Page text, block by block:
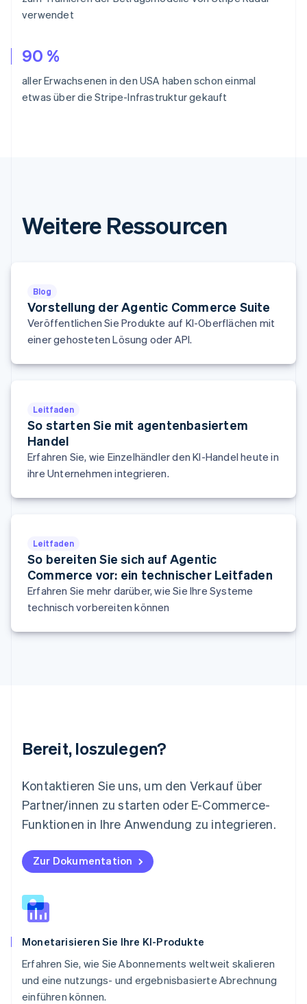
verwendet
90 %
aller Erwachsenen in den USA haben schon einmal
etwas über die Stripe-Infrastruktur gekauft
Weitere Ressourcen
Blog
Vorstellung der Agentic Commerce Suite
Veröffentlichen Sie Produkte auf KI-Oberflächen mit
einer gehosteten Lösung oder API.
Leitfaden
So starten Sie mit agentenbasiertem
Handel
Erfahren Sie, wie Einzelhändler den KI-Handel heute in
ihre Unternehmen integrieren.
Leitfaden
So bereiten Sie sich auf Agentic
Commerce vor: ein technischer Leitfaden
Erfahren Sie mehr darüber, wie Sie Ihre Systeme
technisch vorbereiten können
Bereit, loszulegen?
Kontaktieren Sie uns, um den Verkauf über
Partner/innen zu starten oder E-Commerce-
Funktionen in Ihre Anwendung zu integrieren.
Zur Dokumentation
Monetarisieren Sie Ihre KI-Produkte
Erfahren Sie, wie Sie Abonnements weltweit skalieren
und eine nutzungs- und ergebnisbasierte Abrechnung
einführen können.
DeutschEnglish
Estland
简体中文
EnglishSvenska
Frankreich
Irland
English
Kanada
EnglishFrançais
Kroatien
EnglishItaliano
English
Litauen
English
Luxemburg
Français
Malaysia
English简体中文
English
Neuseeland
English
Niederlande
Nederlands English
Norwegen
Österreich
Schweden
Svenska English
DeutschFrançaisItaliano English
English简体中文
Slowakei
Slowenien
EnglishItaliano
China
English
EspañolEnglish
ไทยEnglish
Tschechische Republik
English